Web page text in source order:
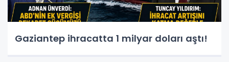
Gaziantep ihracatta 1 milyar doları aştı!